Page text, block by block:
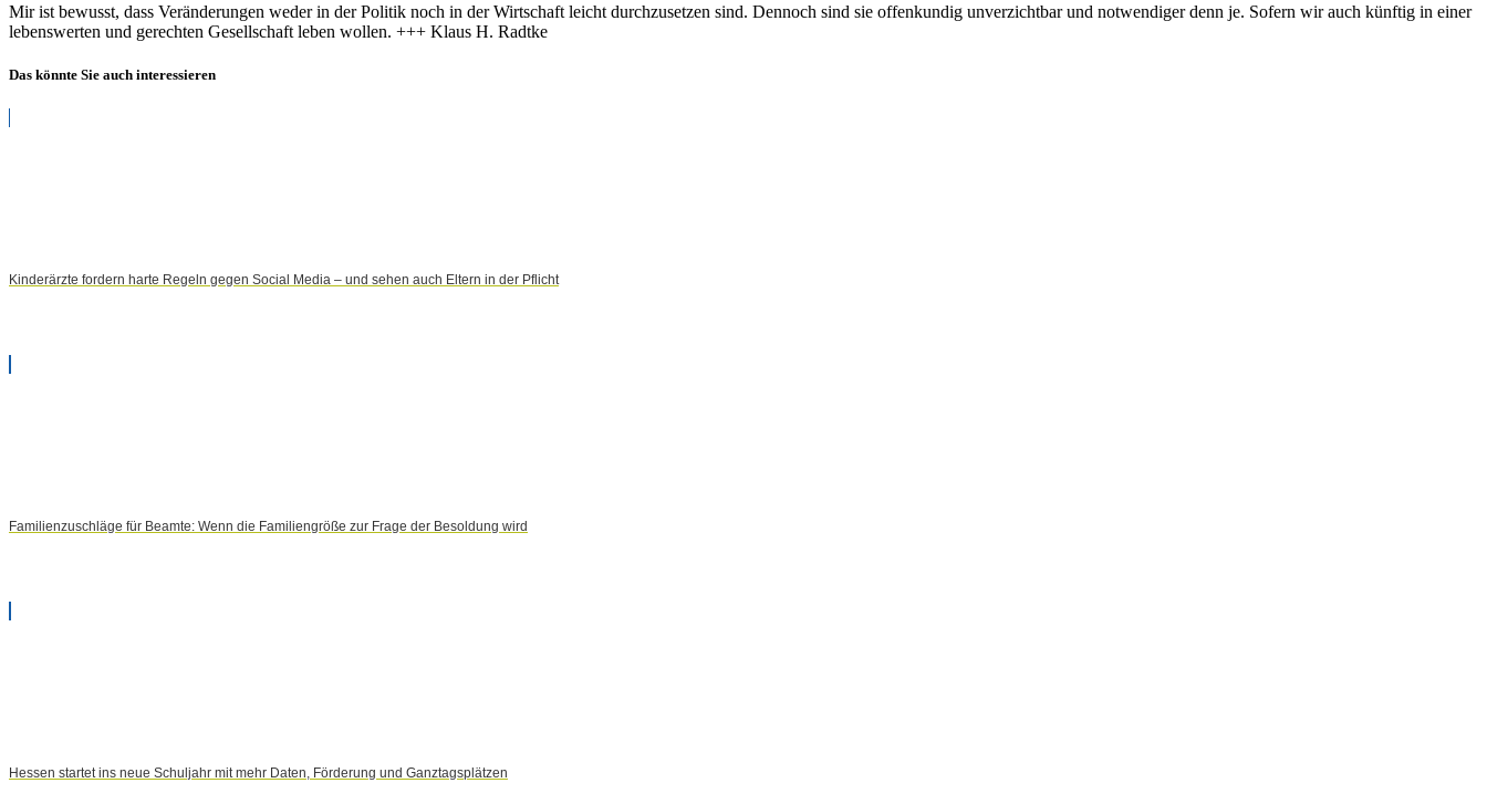
Mir ist bewusst, dass Veränderungen weder in der Politik noch in der Wirtschaft leicht durchzusetzen sind. Dennoch sind sie offenkundig unverzichtbar und notwendiger denn je. Sofern wir auch künftig in einer
lebenswerten und gerechten Gesellschaft leben wollen. +++ Klaus H. Radtke
Das könnte Sie auch interessieren
Kinderärzte fordern harte Regeln gegen Social Media – und sehen auch Eltern in der Pflicht
Familienzuschläge für Beamte: Wenn die Familiengröße zur Frage der Besoldung wird
Hessen startet ins neue Schuljahr mit mehr Daten, Förderung und Ganztagsplätzen